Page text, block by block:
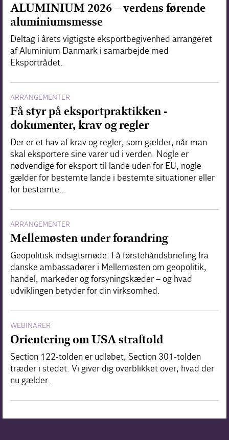
ALUMINIUM 2026 – verdens førende
aluminiumsmesse
Deltag i årets vigtigste eksportbegivenhed arrangeret
af Aluminium Danmark i samarbejde med
Eksportrådet.
ARRANGEMENTER
Få styr på eksportpraktikken -
dokumenter, krav og regler
Der er et hav af krav og regler, som gælder, når man
skal eksportere sine varer ud i verden. Nogle er
nødvendige for eksport til lande uden for EU, nogle
gælder for bestemte lande i bestemte situationer eller
for bestemte…
ARRANGEMENTER
Mellemøsten under forandring
Geopolitisk indsigtsmøde: Få førstehåndsbriefing fra
danske ambassadører i Mellemøsten om geopolitik,
handel, markeder og forsyningskæder – og hvad
udviklingen betyder for din virksomhed.
WEBINARER
Orientering om USA straftold
Section 122-tolden er udløbet, Section 301-tolden
træder i stedet. Vi giver dig overblikket over, hvad der
nu gælder.